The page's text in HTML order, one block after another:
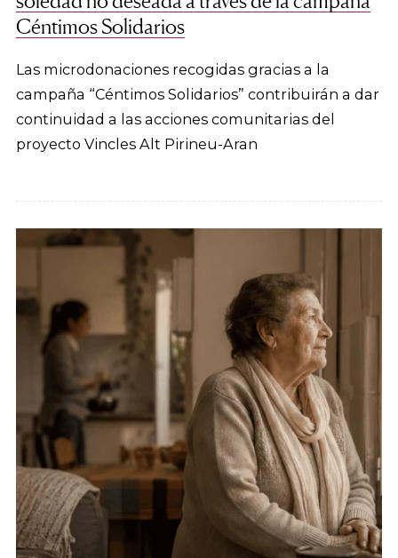
Céntimos Solidarios
Las microdonaciones recogidas gracias a la
campaña “Céntimos Solidarios” contribuirán a dar
continuidad a las acciones comunitarias del
proyecto Vincles Alt Pirineu-Aran